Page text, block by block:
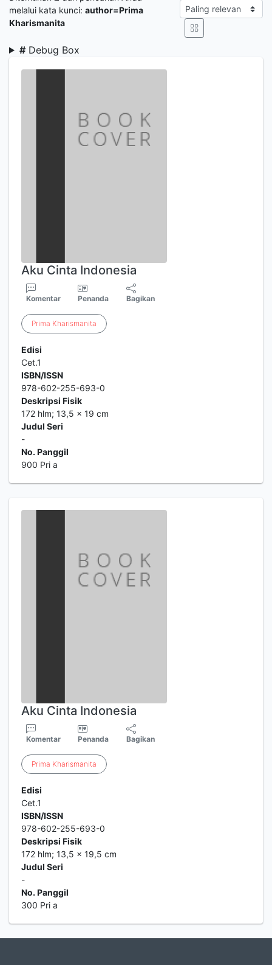
melalui kata kunci: author=Prima
Kharismanita
# Debug Box
Aku Cinta Indonesia
Komentar Penanda Bagikan
Prima Kharismanita
Edisi
Cet.1
ISBN/ISSN
978-602-255-693-0
Deskripsi Fisik
172 hlm; 13,5 x 19 cm
Judul Seri
-
No. Panggil
900 Pri a
Aku Cinta Indonesia
Komentar Penanda Bagikan
Prima Kharismanita
Edisi
Cet.1
ISBN/ISSN
978-602-255-693-0
Deskripsi Fisik
172 hlm; 13,5 x 19,5 cm
Judul Seri
-
No. Panggil
300 Pri a